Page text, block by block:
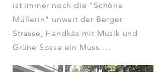
ist immer noch die "Schöne
Müllerin" unweit der Berger
Strasse, Handkäs mit Musik und
Grüne Sosse ein Muss….